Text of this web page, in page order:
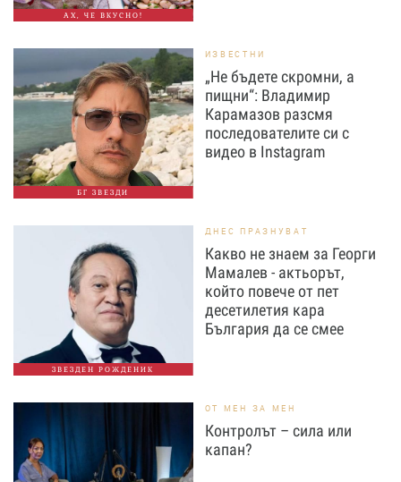
АХ, ЧЕ ВКУСНО!
БГ ЗВЕЗДИ
ИЗВЕСТНИ
„Не бъдете скромни, а
пищни“: Владимир
Карамазов разсмя
последователите си с
видео в Instagram
ЗВЕЗДЕН РОЖДЕНИК
ДНЕС ПРАЗНУВАТ
Какво не знаем за Георги
Мамалев - актьорът,
който повече от пет
десетилетия кара
България да се смее
ОТ МЕН ЗА МЕН
Контролът – сила или
капан?